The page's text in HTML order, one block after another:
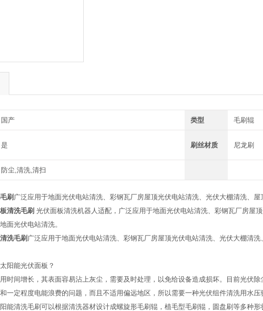
国产 类型 毛刷辊
是 刷丝材质 尼龙刷
防尘,清洗,清扫
刷 广泛应用于地面光伏电站清洗、彩钢瓦厂房屋顶光伏电站清洗、光伏大棚清洗、
清洗毛刷 光伏面板清洗机器人适配，广泛应用于地面光伏电站清洗、彩钢瓦厂房屋
面光伏电站清洗。
洗毛刷 广泛应用于地面光伏电站清洗、彩钢瓦厂房屋顶光伏电站清洗、光伏大棚清
能光伏面板？
间增长，其表面容易沾上灰尘，需要及时处理，以免给设备造成损坏。目前光伏除
一定程度电能浪费的问题，而且不适用偏远地区，所以需要一种光伏组件清洗用水
能清洗毛刷可以根据清洗器材设计成螺旋形毛刷辊，植毛型毛刷辊，圆盘刷等多种